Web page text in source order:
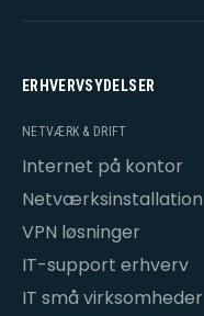
ERHVERVSYDELSER
NETVÆRK & DRIFT
Internet på kontor
Netværksinstallation
VPN løsninger
IT-support erhverv
IT små virksomheder